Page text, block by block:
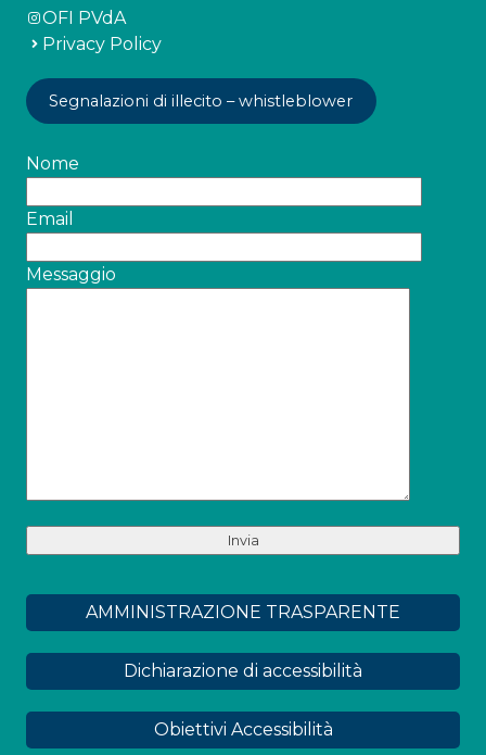
OFI PVdA
Privacy Policy
Segnalazioni di illecito – whistleblower
Nome
Email
Messaggio
AMMINISTRAZIONE TRASPARENTE
Dichiarazione di accessibilità
Obiettivi Accessibilità